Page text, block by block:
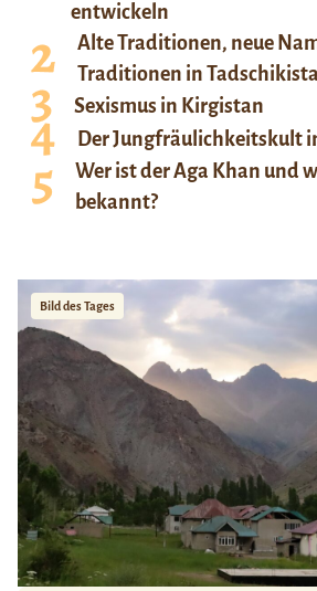
entwickeln
Alte Traditionen, neue
Traditionen in
Sexismus in Kirgistan
Der Jungfräulichkeitskult
Wer ist der Aga Khan und
bekannt?
Bild des Tages